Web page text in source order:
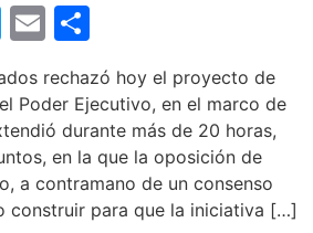
Twitter
Email
rechazó hoy el proyecto de
Poder Ejecutivo, en el marco de
durante más de 20 horas,
en la que la oposición de
a contramano de un consenso
construir para que la iniciativa […]